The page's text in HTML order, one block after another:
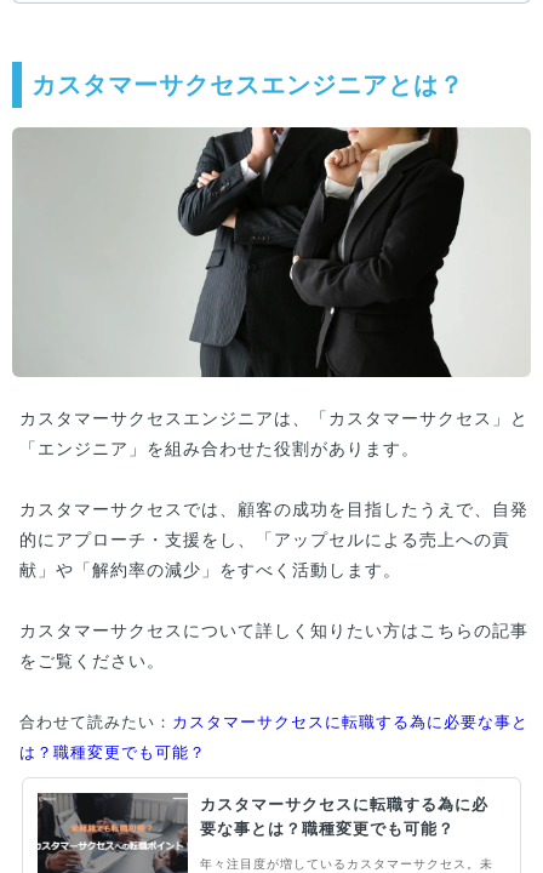
カスタマーサクセスエンジニアとは？
カスタマーサクセスエンジニアは、「カスタマーサクセス」と
「エンジニア」を組み合わせた役割があります。
カスタマーサクセスでは、顧客の成功を目指したうえで、自発
的にアプローチ・支援をし、「アップセルによる売上への貢
献」や「解約率の減少」をすべく活動します。
カスタマーサクセスについて詳しく知りたい方はこちらの記事
をご覧ください。
合わせて読みたい： カスタマーサクセスに転職する為に必要な事と
は？職種変更でも可能？
カスタマーサクセスに転職する為に必
要な事とは？職種変更でも可能？
年々注目度が増しているカスタマーサクセス。未